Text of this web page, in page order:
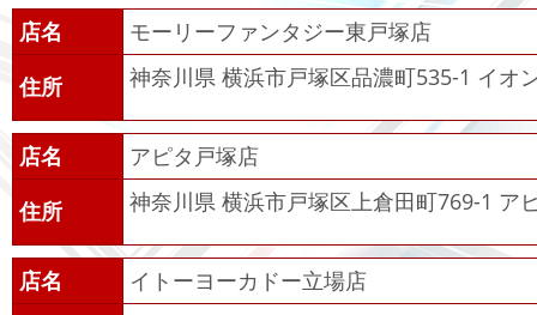
店名
モーリーファンタジー東戸塚店
住所
神奈川県 横浜市戸塚区品濃町535-1 イオ
店名
アピタ戸塚店
住所
神奈川県 横浜市戸塚区上倉田町769-1 ア
店名
イトーヨーカドー立場店